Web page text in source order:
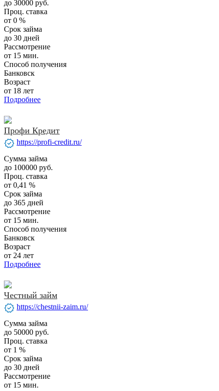
до 30000 руб.
Проц. ставка
от 0 %
Срок займа
до 30 дней
Рассмотрение
от 15 мин.
Способ получения
Банковск
Возраст
от 18 лет
Подробнее
Профи Кредит
verified https://profi-credit.ru/
Сумма займа
до 100000 руб.
Проц. ставка
от 0,41 %
Срок займа
до 365 дней
Рассмотрение
от 15 мин.
Способ получения
Банковск
Возраст
от 24 лет
Подробнее
Честный займ
verified https://chestnii-zaim.ru/
Сумма займа
до 50000 руб.
Проц. ставка
от 1 %
Срок займа
до 30 дней
Рассмотрение
от 15 мин.